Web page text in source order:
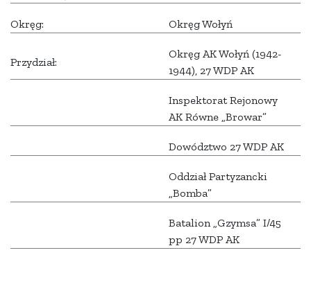
Okręg: Okręg Wołyń
Przydział:
Okręg AK Wołyń (1942-
1944), 27 WDP AK
Inspektorat Rejonowy
AK Równe „Browar”
Dowództwo 27 WDP AK
Oddział Partyzancki
„Bomba”
Batalion „Gzymsa” I/45
pp 27 WDP AK